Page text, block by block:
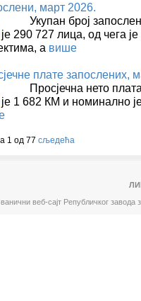
март 2026.
Укупан број
је 290 727 лица, од чега
а више
плате запослених,
Просјечна нето плата
је 1 682 КМ и номинално
1 од 77 сљедећа
веб-сајт Републичког